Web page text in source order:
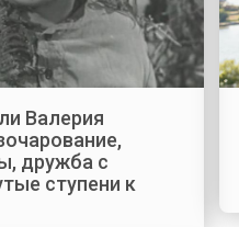
Валерия
дружба с
ступени к